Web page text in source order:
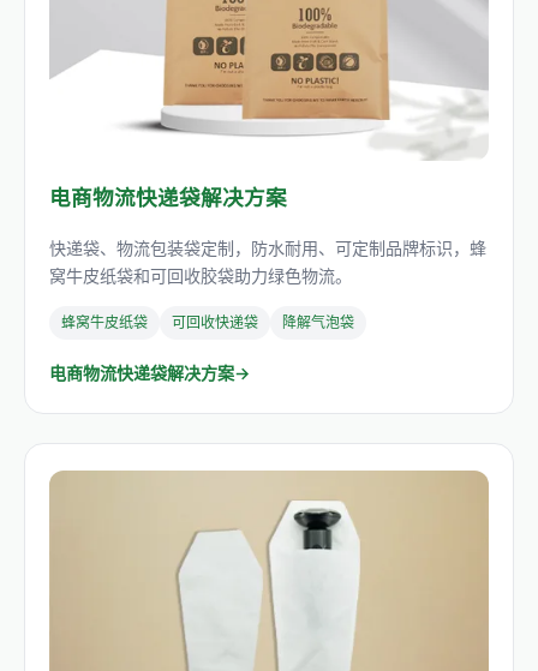
电商物流快递袋解决方案
快递袋、物流包装袋定制，防水耐用、可定制品牌标识，蜂
窝牛皮纸袋和可回收胶袋助力绿色物流。
蜂窝牛皮纸袋 可回收快递袋 降解气泡袋
电商物流快递袋解决方案→